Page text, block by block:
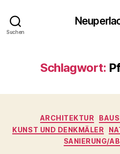
Suchen
Schlagwort:
ARCHITEKTUR
KUNST UND DENKMÄLER
SANIERUNG/